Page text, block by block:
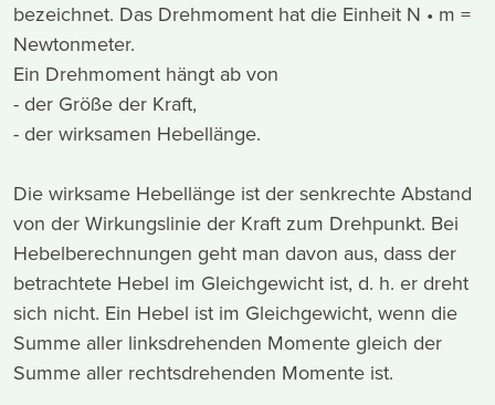
bezeichnet. Das Drehmoment hat die Einheit N • m =
Newtonmeter.
Ein Drehmoment hängt ab von
- der Größe der Kraft,
- der wirksamen Hebellänge.
Die wirksame Hebellänge ist der senkrechte Abstand
von der Wirkungslinie der Kraft zum Drehpunkt. Bei
Hebelberechnungen geht man davon aus, dass der
betrachtete Hebel im Gleichgewicht ist, d. h. er dreht
sich nicht. Ein Hebel ist im Gleichgewicht, wenn die
Summe aller linksdrehenden Momente gleich der
Summe aller rechtsdrehenden Momente ist.